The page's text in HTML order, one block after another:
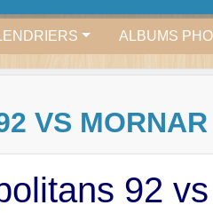
ALBUMS
VS
92 vs